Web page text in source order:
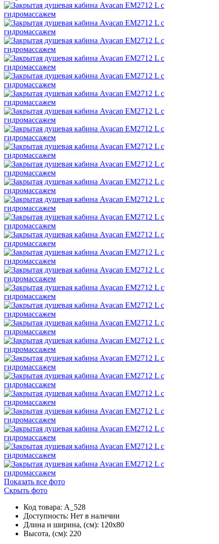
Показать все фото
Скрыть фото
Код товара: A_528
Доступность: Нет в наличии
Длина и ширина, (см): 120x80
Высота, (см): 220